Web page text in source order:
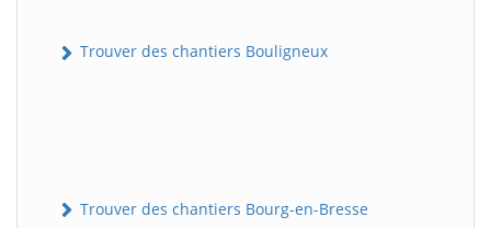
Trouver des chantiers Bouligneux
Trouver des chantiers Bourg-en-Bresse